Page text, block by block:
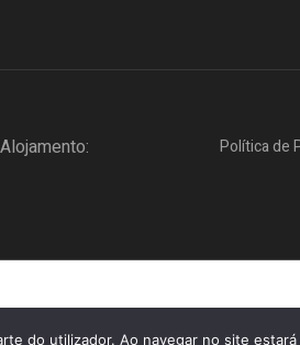
Política de
do utilizador. Ao navegar no site